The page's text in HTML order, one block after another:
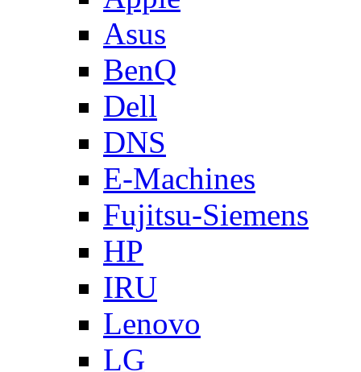
Asus
BenQ
Dell
DNS
E-Machines
Fujitsu-Siemens
HP
IRU
Lenovo
LG